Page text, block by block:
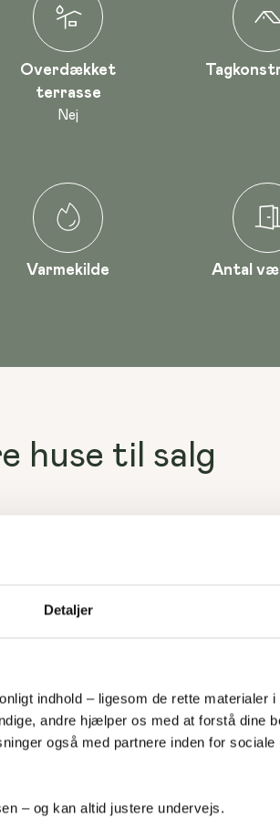
Detaljer
indhold – ligesom de rette materialer i
andre hjælper os med at forstå dine
også med partnere inden for sociale
– og kan altid justere undervejs.
Overdækket
terrasse
Nej
Varmekilde Antal
huse til salg